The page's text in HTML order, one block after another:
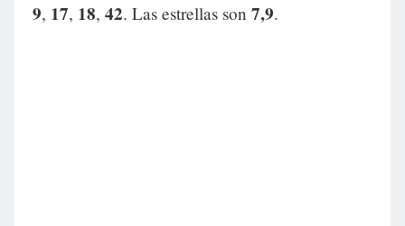
9, 17, 18, 42. Las estrellas son 7,9.